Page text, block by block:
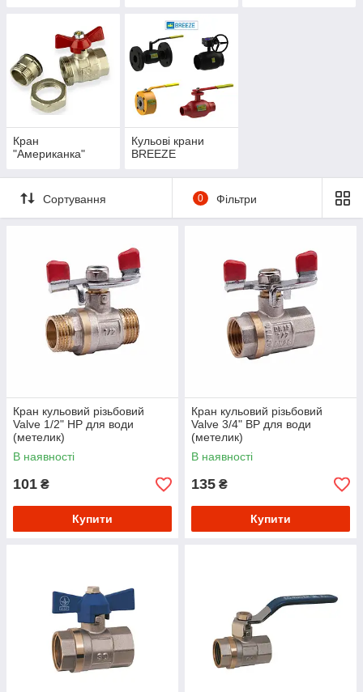
Кран
"Американка"
Кульові крани
BREEZE
Сортування 0 Фільтри
Кран кульовий різьбовий
Valve 1/2" НР для води
(метелик)
В наявності
101 ₴
Купити
Кран кульовий різьбовий
Valve 3/4" ВР для води
(метелик)
В наявності
135 ₴
Купити